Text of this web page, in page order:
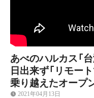
あべのハルカス「
日出来ず「リモー
乗り越えたオープ
2021年04月13日